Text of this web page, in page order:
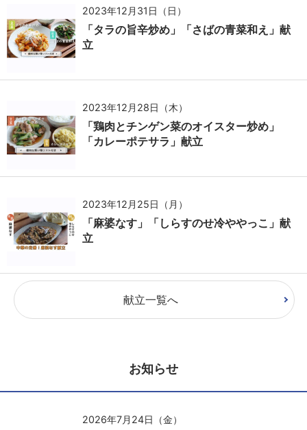
2023年12月31日（日）
「タラの旨辛炒め」「さばの青菜和え」献
立
2023年12月28日（木）
「鶏肉とチンゲン菜のオイスター炒め」
「カレーポテサラ」献立
2023年12月25日（月）
「麻婆なす」「しらすのせ冷ややっこ」献
立
献立一覧へ
お知らせ
2026年7月24日（金）